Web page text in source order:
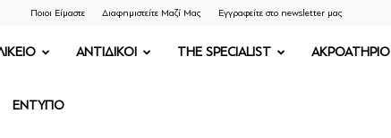
Ποιοι Είμαστε Διαφημιστείτε Μαζί Μας Εγγραφείτε στο newsletter μας
ΑΝΤΙΔΙΚΟΙ THE SPECIALIST ΑΚΡΟΑΤΗΡΙΟ
ΕΝΤΥΠΟ